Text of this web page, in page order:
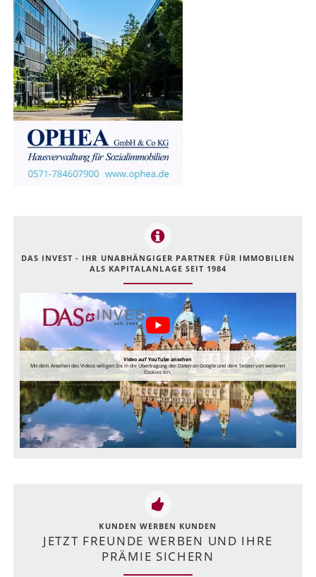
DAS INVEST - IHR UNABHÄNGIGER PARTNER FÜR IMMOBILIEN
ALS KAPITALANLAGE SEIT 1984
Video auf YouTube ansehen
Mit dem Ansehen des Videos willigen Sie in die Übertragung der Daten an Google und dem Setzen von weiteren
Cookies ein.
KUNDEN WERBEN KUNDEN
JETZT FREUNDE WERBEN UND IHRE
PRÄMIE SICHERN